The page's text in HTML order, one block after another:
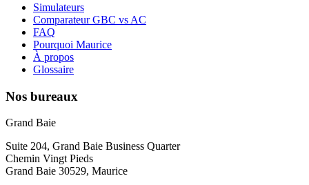
Simulateurs
Comparateur GBC vs AC
FAQ
Pourquoi Maurice
À propos
Glossaire
Nos bureaux
Grand Baie
Suite 204, Grand Baie Business Quarter
Chemin Vingt Pieds
Grand Baie 30529, Maurice